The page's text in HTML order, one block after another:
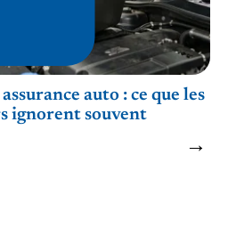
auto : ce que les
ignorent souvent